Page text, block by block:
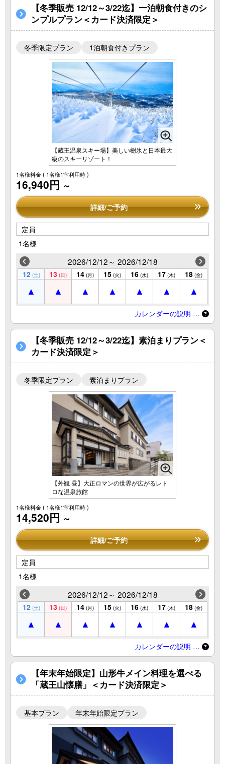
【冬季販売 12/12～3/22迄】一泊朝食付きのシ
ンプルプラン＜カード決済限定＞
冬季限定プラン 1泊朝食付きプラン
【蔵王温泉スキー場】美しい樹氷と日本最大
級のスキーリゾート！
1名様料金( 1名様1室利用時 )
16,940円 ～
詳細/ご予約
定員
1名様
2026/12/12～ 2026/12/18
12 (土) 13 (日) 14 (月) 15 (火) 16 (水) 17 (木) 18 (金)
カレンダーの説明 …
【冬季販売 12/12～3/22迄】素泊まりプラン＜
カード決済限定＞
冬季限定プラン 素泊まりプラン
【外観 昼】大正ロマンの世界が広がるレト
ロな温泉旅館
1名様料金( 1名様1室利用時 )
14,520円 ～
詳細/ご予約
定員
1名様
2026/12/12～ 2026/12/18
12 (土) 13 (日) 14 (月) 15 (火) 16 (水) 17 (木) 18 (金)
カレンダーの説明 …
【年末年始限定】山形牛メイン料理を選べる
「蔵王山懐膳」＜カード決済限定＞
基本プラン 年末年始限定プラン